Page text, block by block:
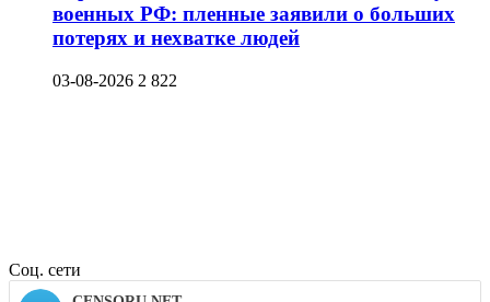
военных РФ: пленные заявили о больших
потерях и нехватке людей
03-08-2026 2 822
Соц. сети